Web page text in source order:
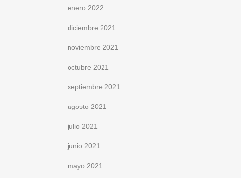
enero 2022
diciembre 2021
noviembre 2021
octubre 2021
septiembre 2021
agosto 2021
julio 2021
junio 2021
mayo 2021